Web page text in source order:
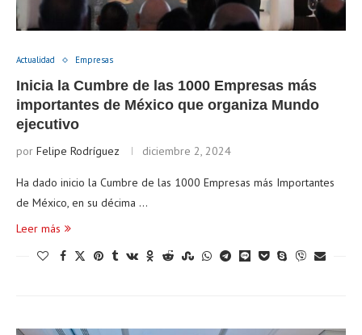
Actualidad Empresas
Inicia la Cumbre de las 1000 Empresas más
importantes de México que organiza Mundo
ejecutivo
por Felipe Rodríguez diciembre 2, 2024
Ha dado inicio la Cumbre de las 1000 Empresas más Importantes
de México, en su décima …
Leer más